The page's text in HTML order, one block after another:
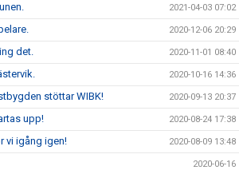
2021-04-03 07:02
2020-12-06 20:29
det. 2020-11-01 08:40
2020-10-16 14:36
stöttar WIBK! 2020-09-13 20:37
upp! 2020-08-24 17:38
vi igång igen! 2020-08-09 13:48
2020-06-16